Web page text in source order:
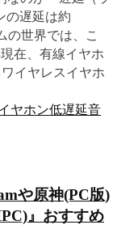
の遅延は約
の世界では、こ
在、有線イヤホ
イヤレスイヤホ
ヤホン低遅延音
や原神(PC版)
』おすすめ